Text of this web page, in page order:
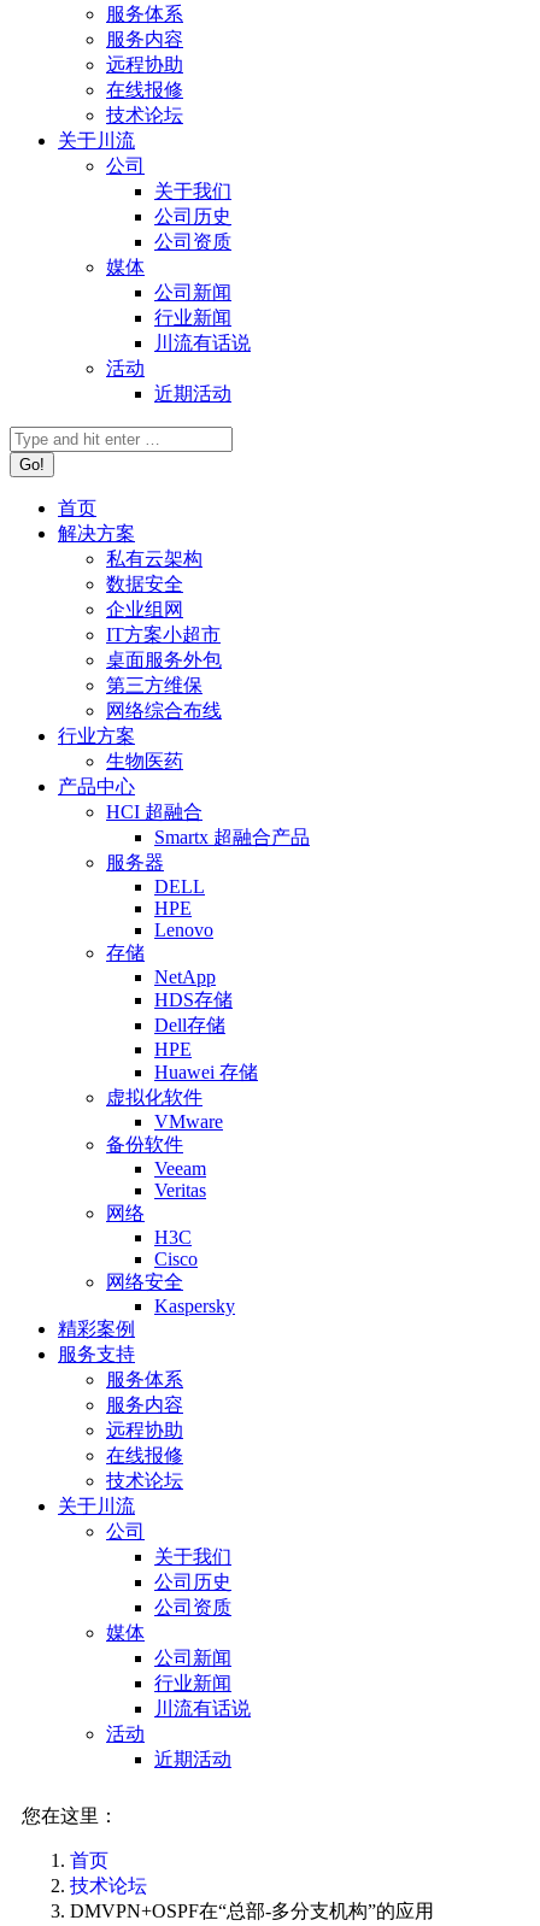
服务体系
服务内容
远程协助
在线报修
技术论坛
关于川流
公司
关于我们
公司历史
公司资质
媒体
公司新闻
行业新闻
川流有话说
活动
近期活动
首页
解决方案
私有云架构
数据安全
企业组网
IT方案小超市
桌面服务外包
第三方维保
网络综合布线
行业方案
生物医药
产品中心
HCI 超融合
Smartx 超融合产品
服务器
DELL
HPE
Lenovo
存储
NetApp
HDS存储
Dell存储
HPE
Huawei 存储
虚拟化软件
VMware
备份软件
Veeam
Veritas
网络
H3C
Cisco
网络安全
Kaspersky
精彩案例
服务支持
服务体系
服务内容
远程协助
在线报修
技术论坛
关于川流
公司
关于我们
公司历史
公司资质
媒体
公司新闻
行业新闻
川流有话说
活动
近期活动
您在这里：
首页
技术论坛
DMVPN+OSPF在“总部-多分支机构”的应用